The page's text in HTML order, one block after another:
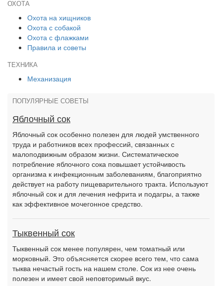
ОХОТА
Охота на хищников
Охота с собакой
Охота с флажками
Правила и советы
ТЕХНИКА
Механизация
ПОПУЛЯРНЫЕ СОВЕТЫ
Яблочный сок
Яблочный сок особенно полезен для людей умственного
труда и работников всех профессий, связанных с
малоподвижным образом жизни. Систематическое
потребление яблочного сока повышает устойчивость
организма к инфекционным заболеваниям, благоприятно
действует на работу пищеварительного тракта. Используют
яблочный сок и для лечения нефрита и подагры, а также
как эффективное мочегонное средство.
Тыквенный сок
Тыквенный сок менее популярен, чем томатный или
морковный. Это объясняется скорее всего тем, что сама
тыква нечастый гость на нашем столе. Сок из нее очень
полезен и имеет свой неповторимый вкус.